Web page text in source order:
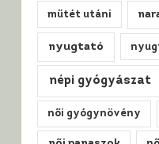
műtét utáni
nyugtató
népi gyógyászat
női gyógynövény